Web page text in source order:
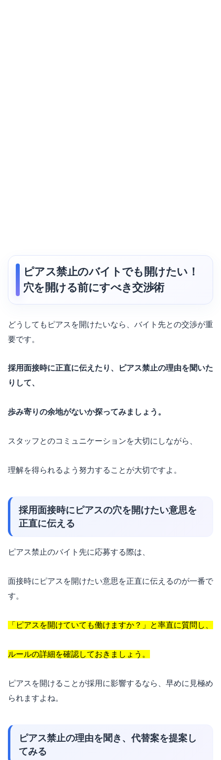
ピアス禁止のバイトでも開けたい！
穴を開ける前にすべき交渉術
どうしてもピアスを開けたいなら、バイト先との交渉が重
要です。
採用面接時に正直に伝えたり、ピアス禁止の理由を聞いた
りして、
歩み寄りの余地がないか探ってみましょう。
スタッフとのコミュニケーションを大切にしながら、
理解を得られるよう努力することが大切ですよ。
採用面接時にピアスの穴を開けたい意思を
正直に伝える
ピアス禁止のバイト先に応募する際は、
面接時にピアスを開けたい意思を正直に伝えるのが一番で
す。
「ピアスを開けていても働けますか？」と率直に質問し、
ルールの詳細を確認しておきましょう。
ピアスを開けることが採用に影響するなら、早めに見極め
られますよね。
ピアス禁止の理由を聞き、代替案を提案し
てみる